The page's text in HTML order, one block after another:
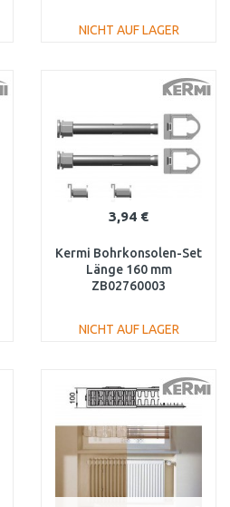
NICHT AUF LAGER
3,94 €
Kermi Bohrkonsolen-Set
Länge 160 mm
ZB02760003
NICHT AUF LAGER
Vergleichen